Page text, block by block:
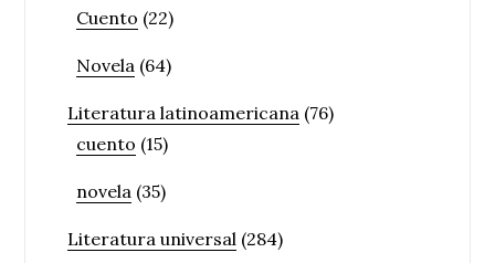
Cuento (22)
Novela (64)
Literatura latinoamericana (76)
cuento (15)
novela (35)
Literatura universal (284)